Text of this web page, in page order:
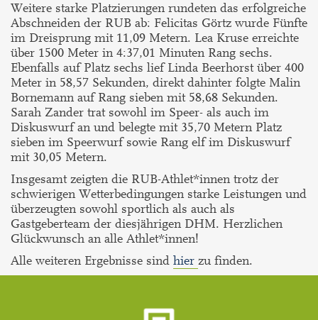
Weitere starke Platzierungen rundeten das erfolgreiche
Abschneiden der RUB ab: Felicitas Görtz wurde Fünfte
im Dreisprung mit 11,09 Metern. Lea Kruse erreichte
über 1500 Meter in 4:37,01 Minuten Rang sechs.
Ebenfalls auf Platz sechs lief Linda Beerhorst über 400
Meter in 58,57 Sekunden, direkt dahinter folgte Malin
Bornemann auf Rang sieben mit 58,68 Sekunden.
Sarah Zander trat sowohl im Speer- als auch im
Diskuswurf an und belegte mit 35,70 Metern Platz
sieben im Speerwurf sowie Rang elf im Diskuswurf
mit 30,05 Metern.
Insgesamt zeigten die RUB-Athlet*innen trotz der
schwierigen Wetterbedingungen starke Leistungen und
überzeugten sowohl sportlich als auch als
Gastgeberteam der diesjährigen DHM. Herzlichen
Glückwunsch an alle Athlet*innen!
Alle weiteren Ergebnisse sind hier zu finden.